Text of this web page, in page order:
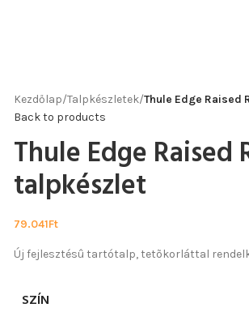
Kezdőlap/Talpkészletek/Thule Edge Raised
Back to products
Thule Edge Raised
talpkészlet
79.041Ft
Új fejlesztésû tartótalp, tetõkorláttal
SZÍN